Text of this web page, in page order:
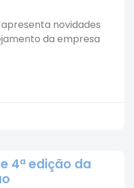
novidades
da empresa
4ª edição da